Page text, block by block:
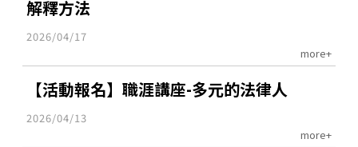
解釋方法
2026/04/17
more+
【活動報名】職涯講座-多元的法律人
2026/04/13
more+